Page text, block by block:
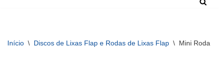
Início \ Discos de Lixas Flap e Rodas de Lixas Flap \ Mini Roda